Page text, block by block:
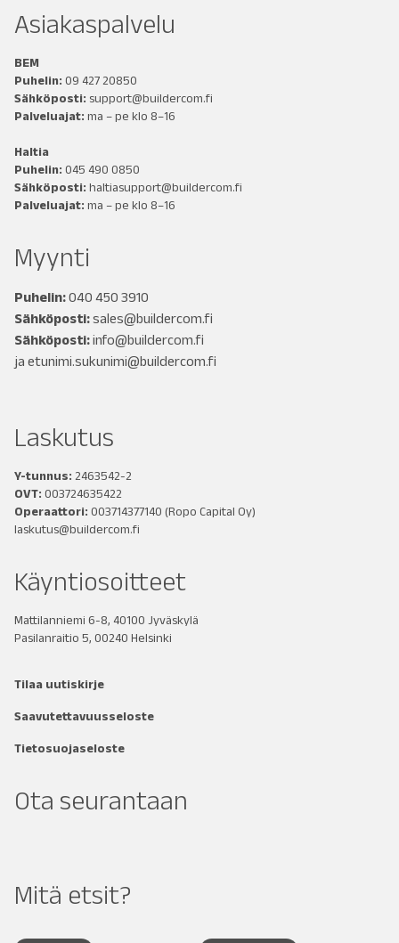
Asiakaspalvelu
BEM
Puhelin: 09 427 20850
Sähköposti: support@buildercom.fi
Palveluajat: ma – pe klo 8–16
Haltia
Puhelin: 045 490 0850
Sähköposti: haltiasupport@buildercom.fi
Palveluajat: ma – pe klo 8–16
Myynti
Puhelin:040 450 3910
Sähköposti:sales@buildercom.fi
Sähköposti:info@buildercom.fi
ja etunimi.sukunimi@buildercom.fi
Laskutus
Y-tunnus: 2463542-2
OVT: 003724635422
Operaattori: 003714377140 (Ropo Capital Oy)
laskutus@buildercom.fi
Käyntiosoitteet
Mattilanniemi 6-8, 40100 Jyväskylä
Pasilanraitio 5, 00240 Helsinki
Tilaa uutiskirje
Saavutettavuusseloste
Tietosuojaseloste
Ota seurantaan
Mitä etsit?